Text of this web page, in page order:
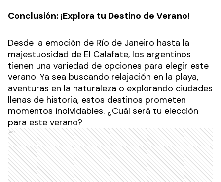
Conclusión: ¡Explora tu Destino de Verano!
Desde la emoción de Río de Janeiro hasta la
majestuosidad de El Calafate, los argentinos
tienen una variedad de opciones para elegir este
verano. Ya sea buscando relajación en la playa,
aventuras en la naturaleza o explorando ciudades
llenas de historia, estos destinos prometen
momentos inolvidables. ¿Cuál será tu elección
para este verano?
Ads